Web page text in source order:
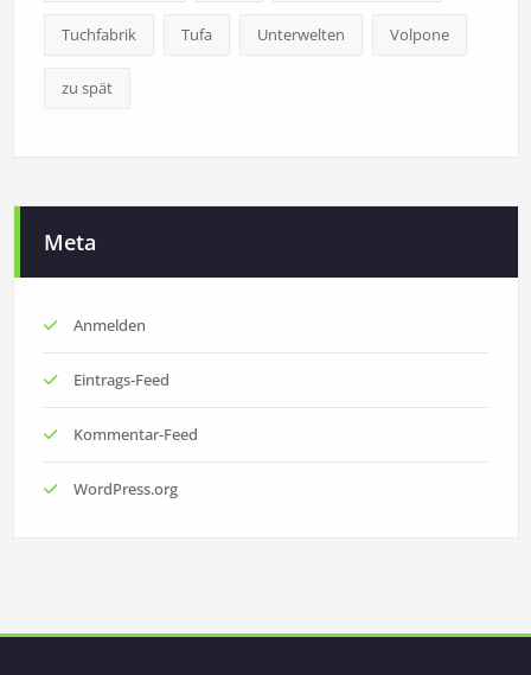
Tuchfabrik Tufa Unterwelten Volpone
zu spät
Meta
Anmelden
Eintrags-Feed
Kommentar-Feed
WordPress.org